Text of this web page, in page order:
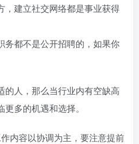
，建立社交网络都是事业获得
务都不是公开招聘的，如果你
的人，那么当行业内有空缺高
多的机遇和选择。
作内容以协调为主，要注意提前